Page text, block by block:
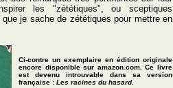
les "zététiques", ou sceptiques
je sache de zététiques pour mettre en
Ci-contre un exemplaire en édition originale
encore disponible sur amazon.com. Ce livre
est devenu introuvable dans sa version
française : Les racines du hasard.